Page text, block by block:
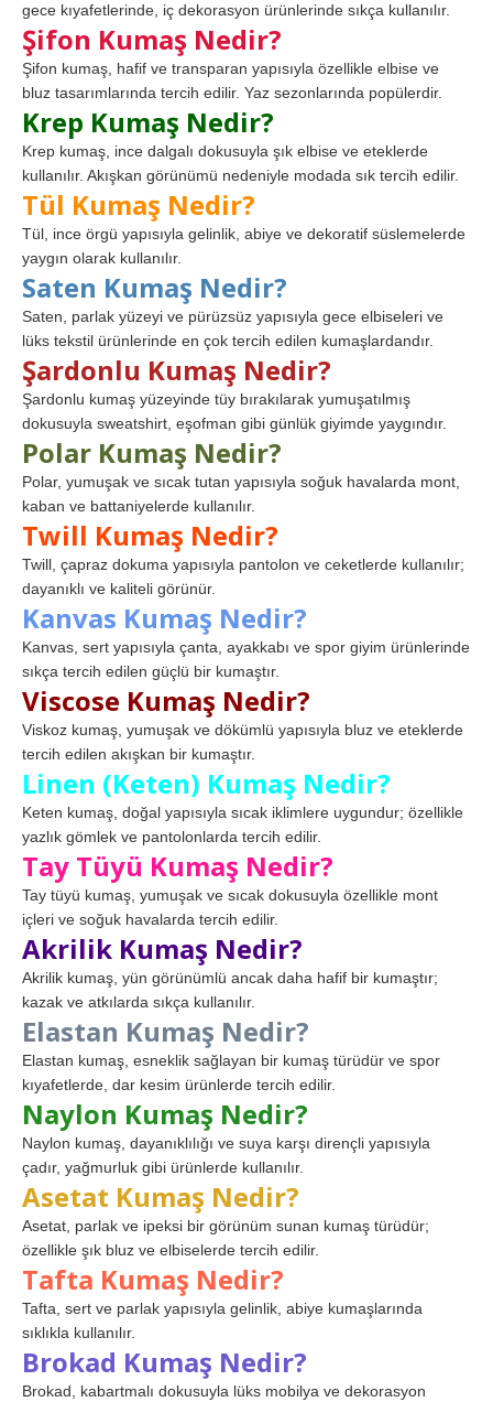
gece kıyafetlerinde, iç dekorasyon ürünlerinde sıkça kullanılır.
Şifon Kumaş Nedir?
Şifon kumaş, hafif ve transparan yapısıyla özellikle elbise ve
bluz tasarımlarında tercih edilir. Yaz sezonlarında popülerdir.
Krep Kumaş Nedir?
Krep kumaş, ince dalgalı dokusuyla şık elbise ve eteklerde
kullanılır. Akışkan görünümü nedeniyle modada sık tercih edilir.
Tül Kumaş Nedir?
Tül, ince örgü yapısıyla gelinlik, abiye ve dekoratif süslemelerde
yaygın olarak kullanılır.
Saten Kumaş Nedir?
Saten, parlak yüzeyi ve pürüzsüz yapısıyla gece elbiseleri ve
lüks tekstil ürünlerinde en çok tercih edilen kumaşlardandır.
Şardonlu Kumaş Nedir?
Şardonlu kumaş yüzeyinde tüy bırakılarak yumuşatılmış
dokusuyla sweatshirt, eşofman gibi günlük giyimde yaygındır.
Polar Kumaş Nedir?
Polar, yumuşak ve sıcak tutan yapısıyla soğuk havalarda mont,
kaban ve battaniyelerde kullanılır.
Twill Kumaş Nedir?
Twill, çapraz dokuma yapısıyla pantolon ve ceketlerde kullanılır;
dayanıklı ve kaliteli görünür.
Kanvas Kumaş Nedir?
Kanvas, sert yapısıyla çanta, ayakkabı ve spor giyim ürünlerinde
sıkça tercih edilen güçlü bir kumaştır.
Viscose Kumaş Nedir?
Viskoz kumaş, yumuşak ve dökümlü yapısıyla bluz ve eteklerde
tercih edilen akışkan bir kumaştır.
Linen (Keten) Kumaş Nedir?
Keten kumaş, doğal yapısıyla sıcak iklimlere uygundur; özellikle
yazlık gömlek ve pantolonlarda tercih edilir.
Tay Tüyü Kumaş Nedir?
Tay tüyü kumaş, yumuşak ve sıcak dokusuyla özellikle mont
içleri ve soğuk havalarda tercih edilir.
Akrilik Kumaş Nedir?
Akrilik kumaş, yün görünümlü ancak daha hafif bir kumaştır;
kazak ve atkılarda sıkça kullanılır.
Elastan Kumaş Nedir?
Elastan kumaş, esneklik sağlayan bir kumaş türüdür ve spor
kıyafetlerde, dar kesim ürünlerde tercih edilir.
Naylon Kumaş Nedir?
Naylon kumaş, dayanıklılığı ve suya karşı dirençli yapısıyla
çadır, yağmurluk gibi ürünlerde kullanılır.
Asetat Kumaş Nedir?
Asetat, parlak ve ipeksi bir görünüm sunan kumaş türüdür;
özellikle şık bluz ve elbiselerde tercih edilir.
Tafta Kumaş Nedir?
Tafta, sert ve parlak yapısıyla gelinlik, abiye kumaşlarında
sıklıkla kullanılır.
Brokad Kumaş Nedir?
Brokad, kabartmalı dokusuyla lüks mobilya ve dekorasyon